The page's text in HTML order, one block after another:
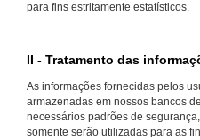
para fins estritamente estatísticos.
II - Tratamento das
As informações fornecidas pelos
armazenadas em nossos bancos
necessários padrões de
somente serão utilizadas para as